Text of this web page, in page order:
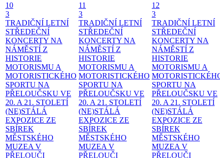
10
3
TRADIČNÍ LETNÍ
STŘEDEČNÍ
KONCERTY NA
NÁMĚSTÍ Z
HISTORIE
MOTORISMU A
MOTORISTICKÉHO
SPORTU NA
PŘELOUČSKU VE
20. A 21. STOLETÍ
(NE)STÁLÁ
EXPOZICE ZE
SBÍREK
MĚSTSKÉHO
MUZEA V
PŘELOUČI
11
3
TRADIČNÍ LETNÍ
STŘEDEČNÍ
KONCERTY NA
NÁMĚSTÍ Z
HISTORIE
MOTORISMU A
MOTORISTICKÉHO
SPORTU NA
PŘELOUČSKU VE
20. A 21. STOLETÍ
(NE)STÁLÁ
EXPOZICE ZE
SBÍREK
MĚSTSKÉHO
MUZEA V
PŘELOUČI
12
3
TRADIČNÍ LETNÍ
STŘEDEČNÍ
KONCERTY NA
NÁMĚSTÍ Z
HISTORIE
MOTORISMU A
SPORTU NA
PŘELOUČSKU VE
20. A 21. STOLETÍ
(NE)STÁLÁ
EXPOZICE ZE
SBÍREK
MĚSTSKÉHO
MUZEA V
PŘELOUČI